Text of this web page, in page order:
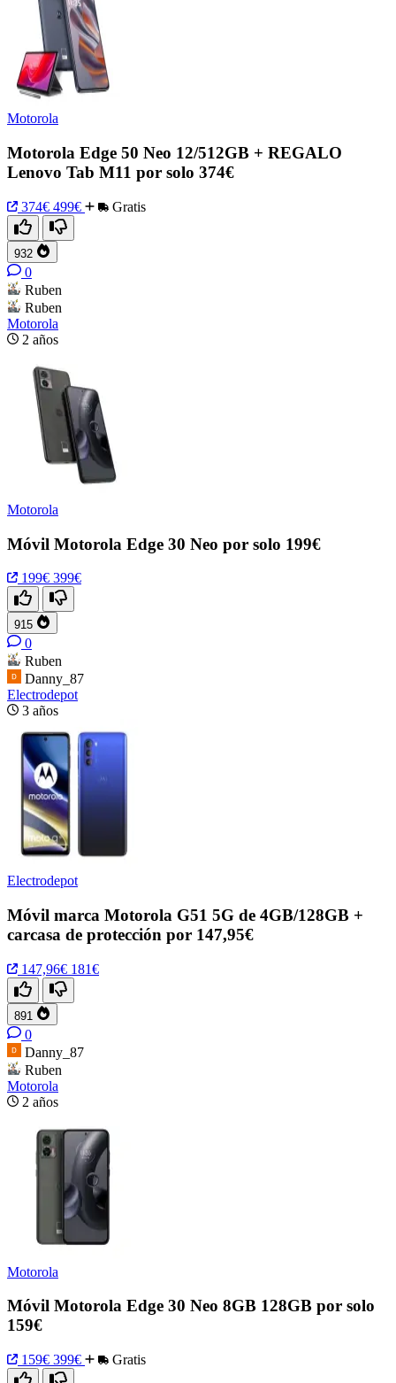
Motorola
Motorola Edge 50 Neo 12/512GB + REGALO
Lenovo Tab M11 por solo 374€
374€ 499€ Gratis
932
0
Ruben
Ruben
Motorola
2 años
Motorola
Móvil Motorola Edge 30 Neo por solo 199€
199€ 399€
915
0
Ruben
Danny_87
Electrodepot
3 años
Electrodepot
Móvil marca Motorola G51 5G de 4GB/128GB +
carcasa de protección por 147,95€
147,96€ 181€
891
0
Danny_87
Ruben
Motorola
2 años
Motorola
Móvil Motorola Edge 30 Neo 8GB 128GB por solo
159€
159€ 399€ Gratis